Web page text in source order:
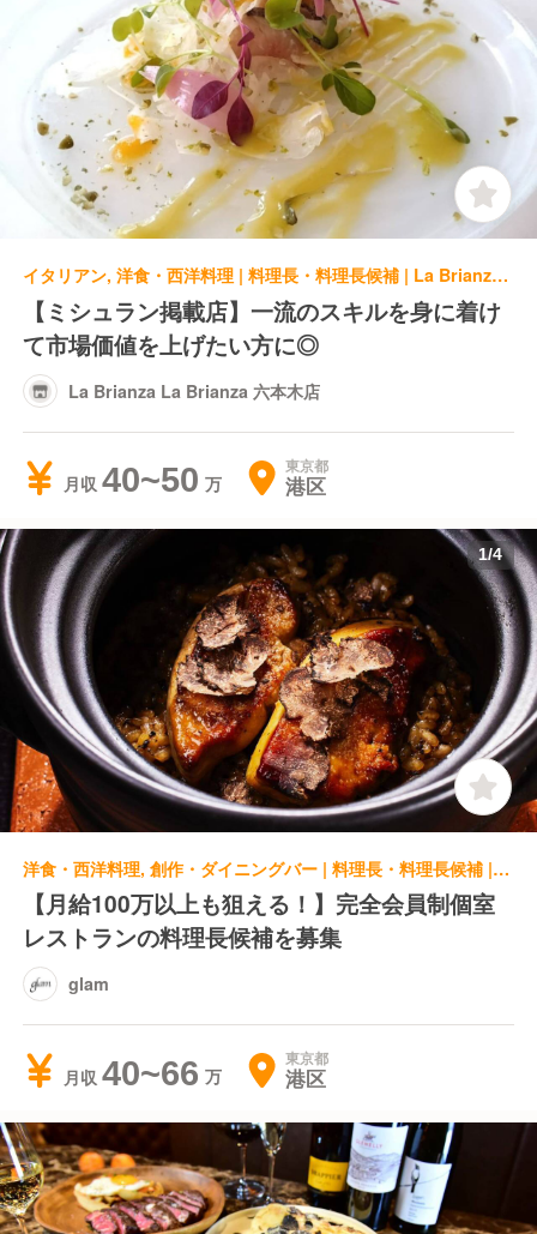
イタリアン, 洋食・西洋料理 | 料理長・料理長候補 | La Brianza La Brianza 六本木店
【ミシュラン掲載店】一流のスキルを身に着け
て市場価値を上げたい方に◎
La Brianza La Brianza 六本木店
月収 40~50 東京都
港区
1/4
洋食・西洋料理, 創作・ダイニングバー | 料理長・料理長候補 | glam
【月給100万以上も狙える！】完全会員制個室
レストランの料理長候補を募集
glam
月収 40~66 東京都
港区